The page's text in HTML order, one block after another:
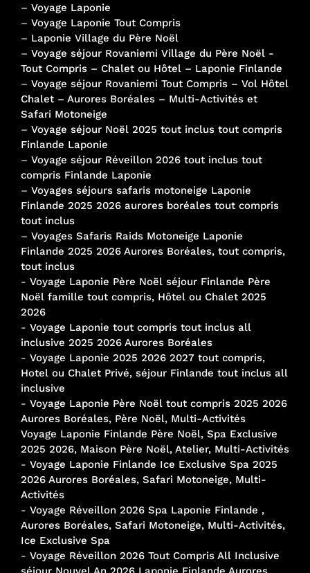
– Voyage Laponie
– Voyage Laponie Tout Compris
– Laponie Village du Père Noël
– Voyage séjour Rovaniemi Village du Père Noël -
Tout Compris – Chalet ou Hôtel – Laponie Finlande
– Voyage séjour Rovaniemi Tout Compris – Vol Hôtel
Chalet – Aurores Boréales – Multi-Activités et
Safari Motoneige
– Voyage séjour Noël 2025 tout inclus tout compris
Finlande Laponie
– Voyage séjour Réveillon 2026 tout inclus tout
compris Finlande Laponie
– Voyages séjours safaris motoneige Laponie
Finlande 2025 2026 aurores boréales tout compris
tout inclus
– Voyages Safaris Raids Motoneige Laponie
Finlande 2025 2026 Aurores Boréales, tout compris,
tout inclus
- Voyage Laponie Père Noël séjour Finlande Père
Noël famille tout compris, Hôtel ou Chalet 2025
2026
- Voyage Laponie tout compris tout inclus all
inclusive 2025 2026 Aurores Boréales
- Voyage Laponie 2025 2026 2027 tout compris,
Hotel ou Chalet Privé, séjour Finlande tout inclus all
inclusive
- Voyage Laponie Père Noël tout compris 2025 2026
Aurores Boréales, Père Noël, Multi-Activités
Voyage Laponie Finlande Père Noël, Spa Exclusive
2025 2026, Maison Père Noël, Atelier, Multi-Activités
- Voyage Laponie Finlande Ice Exclusive Spa 2025
2026 Aurores Boréales, Safari Motoneige, Multi-
Activités
- Voyage Réveillon 2026 Spa Laponie Finlande ,
Aurores Boréales, Safari Motoneige, Multi-Activités,
Ice Exclusive Spa
- Voyage Réveillon 2026 Tout Compris All Inclusive